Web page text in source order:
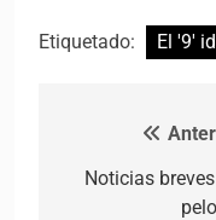
Etiquetado: El '9'
Noticias